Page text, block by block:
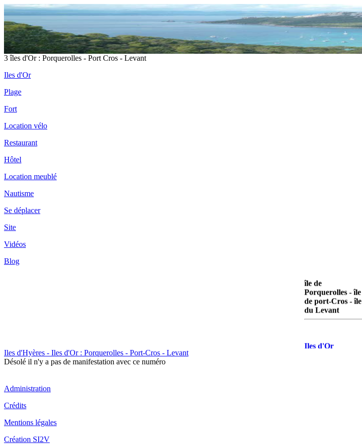
3 îles d'Or : Porquerolles - Port Cros - Levant
Iles d'Or
Plage
Fort
Location vélo
Restaurant
Hôtel
Location meublé
Nautisme
Se déplacer
Site
Vidéos
Blog
île de
Porquerolles - île
de port-Cros - île
du Levant
Iles d'Or
Iles d'Hyères - Iles d'Or : Porquerolles - Port-Cros - Levant
Désolé il n'y a pas de manifestation avec ce numéro
Administration
Crédits
Mentions légales
Création SI2V